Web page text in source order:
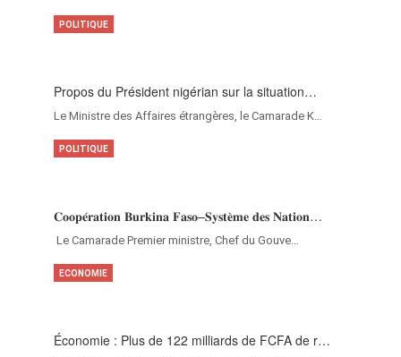
Propos du Président nigérian sur la situation…
Le Ministre des Affaires étrangères, le Camarade K…
POLITIQUE
𝐂𝐨𝐨𝐩𝐞́𝐫𝐚𝐭𝐢𝐨𝐧 𝐁𝐮𝐫𝐤𝐢𝐧𝐚 𝐅𝐚𝐬𝐨–𝐒𝐲𝐬𝐭𝐞̀𝐦𝐞 𝐝𝐞𝐬 𝐍𝐚𝐭𝐢𝐨𝐧…
‎Le Camarade Premier ministre, Chef du Gouve…
POLITIQUE
Économie : Plus de 122 milliards de FCFA de r…
ECONOMIE